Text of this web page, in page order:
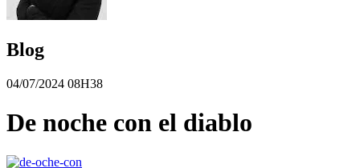
Blog
04/07/2024 08H38
De noche con el diablo